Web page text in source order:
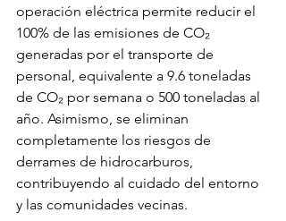
operación eléctrica permite reducir el
100% de las emisiones de CO₂
generadas por el transporte de
personal, equivalente a 9.6 toneladas
de CO₂ por semana o 500 toneladas al
año. Asimismo, se eliminan
completamente los riesgos de
derrames de hidrocarburos,
contribuyendo al cuidado del entorno
y las comunidades vecinas.